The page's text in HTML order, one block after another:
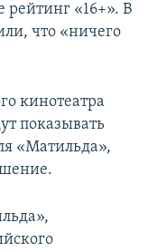
рейтинг «16+». В
что «ничего
кинотеатра
показывать
«Матильда»,